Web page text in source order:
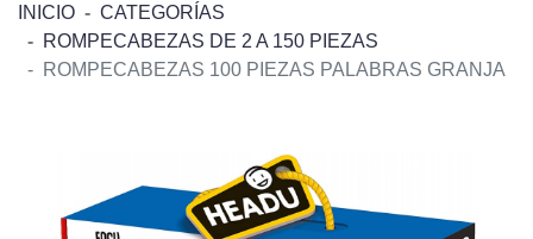
INICIO
CATEGORÍAS
ROMPECABEZAS DE 2 A 150 PIEZAS
ROMPECABEZAS 100 PIEZAS PALABRAS GRANJA